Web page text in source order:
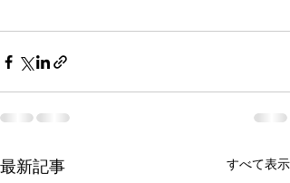
最新記事 すべて表示